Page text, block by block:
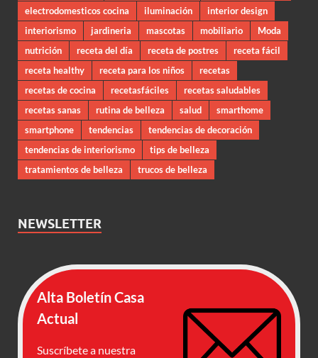
electrodomesticos cocina
iluminación
interior design
interiorismo
jardineria mascotas mobiliario
Moda
nutrición
receta del día receta de postres
receta fácil
receta healthy
receta para los niños
recetas
recetas de cocina
recetasfáciles
recetas saludables
recetas sanas
rutina de belleza salud
smarthome
smartphone
tendencias
tendencias de decoración
tendencias de interiorismo
tips de belleza
tratamientos de belleza
trucos de belleza
NEWSLETTER
Alta Boletín Casa
Actual
Suscríbete a nuestra